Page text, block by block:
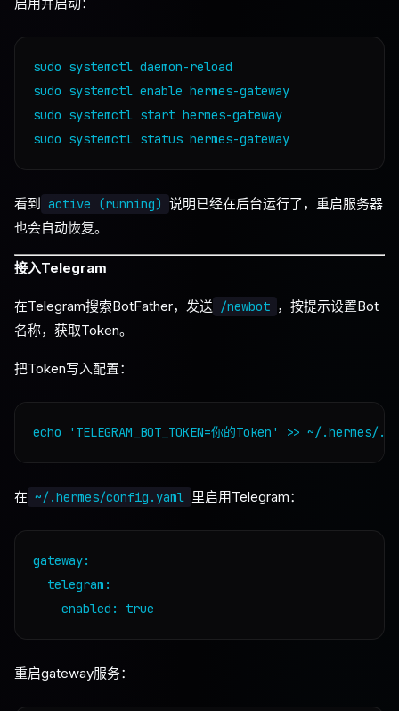
sudo systemctl daemon-reload
sudo systemctl enable hermes-gateway
sudo systemctl start hermes-gateway
看到 active (running) 说明已经在后台运行了，重启服务器
也会自动恢复。
接入Telegram
在Telegram搜索BotFather，发送 /newbot ，按提示设置Bot
名称，获取Token。
把Token写入配置：
在 ~/.hermes/config.yaml 里启用Telegram：
gateway:
  telegram:
重启gateway服务：